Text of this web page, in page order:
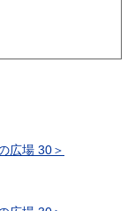
広場 30＞